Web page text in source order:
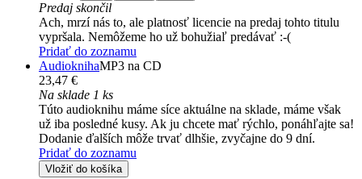
Predaj skončil
Ach, mrzí nás to, ale platnosť licencie na predaj tohto titulu
vypršala. Nemôžeme ho už bohužiaľ predávať :-(
Pridať do zoznamu
AudioknihaMP3 na CD
23,47 €
Na sklade 1 ks
Túto audioknihu máme síce aktuálne na sklade, máme však
už iba posledné kusy. Ak ju chcete mať rýchlo, ponáhľajte sa!
Dodanie ďalších môže trvať dlhšie, zvyčajne do 9 dní.
Pridať do zoznamu
Vložiť do košíka